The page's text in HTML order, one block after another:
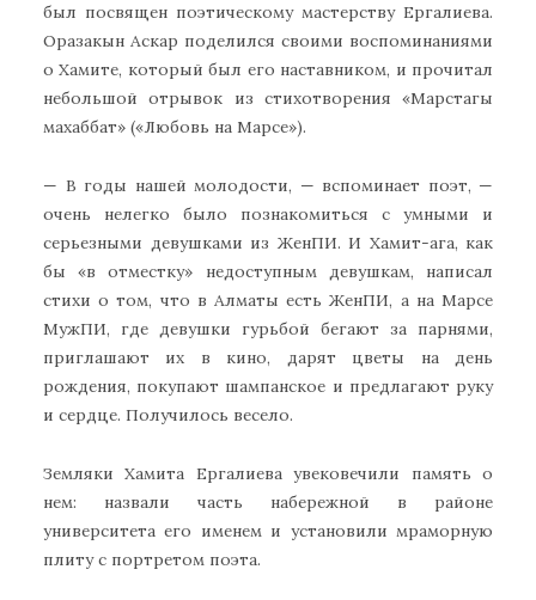
был посвящен поэтическому мастерству Ергалиева.
Оразакын Аскар поделился своими воспоминаниями
о Хамите, который был его наставником, и прочитал
небольшой отрывок из стихотворения «Марстагы
махаббат» («Любовь на Марсе»).
— В годы нашей молодости, — вспоминает поэт, —
очень нелегко было познакомиться с умными и
серьезными девушками из ЖенПИ. И Хамит-ага, как
бы «в отместку» недоступным девушкам, написал
стихи о том, что в Алматы есть ЖенПИ, а на Марсе
МужПИ, где девушки гурьбой бегают за парнями,
приглашают их в кино, дарят цветы на день
рождения, покупают шампанское и предлагают руку
и сердце. Получилось весело.
Земляки Хамита Ергалиева увековечили память о
нем: назвали часть набережной в районе
университета его именем и установили мраморную
плиту с портретом поэта.